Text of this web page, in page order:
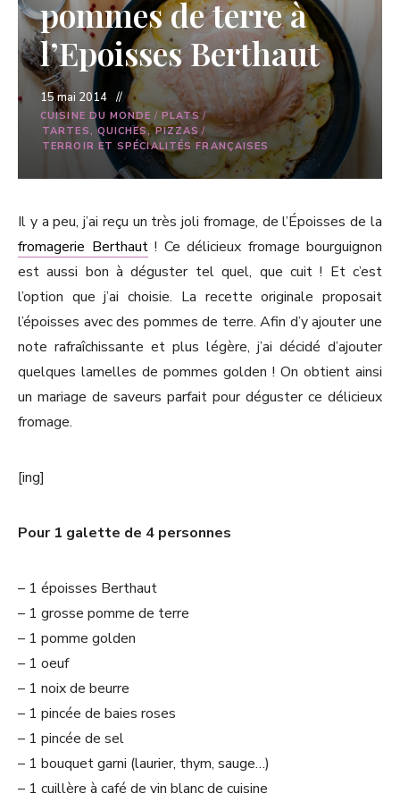
pommes de terre à
l’Epoisses Berthaut
15 mai 2014
CUISINE DU MONDE / PLATS/
TARTES, QUICHES, PIZZAS /
TERROIR ET SPÉCIALITÉS FRANÇAISES
Il y a peu, j’ai reçu un très joli fromage, de l’Époisses de la
fromagerie Berthaut! Ce délicieux fromage bourguignon
est aussi bon à déguster tel quel, que cuit ! Et c’est
l’option que j’ai choisie. La recette originale proposait
l’époisses avec des pommes de terre. Afin d’y ajouter une
note rafraîchissante et plus légère, j’ai décidé d’ajouter
quelques lamelles de pommes golden ! On obtient ainsi
un mariage de saveurs parfait pour déguster ce délicieux
fromage.
[ing]
Pour 1 galette de 4 personnes
– 1 époisses Berthaut
– 1 grosse pomme de terre
– 1 pomme golden
– 1 oeuf
– 1 noix de beurre
– 1 pincée de baies roses
– 1 pincée de sel
– 1 bouquet garni (laurier, thym, sauge…)
– 1 cuillère à café de vin blanc de cuisine